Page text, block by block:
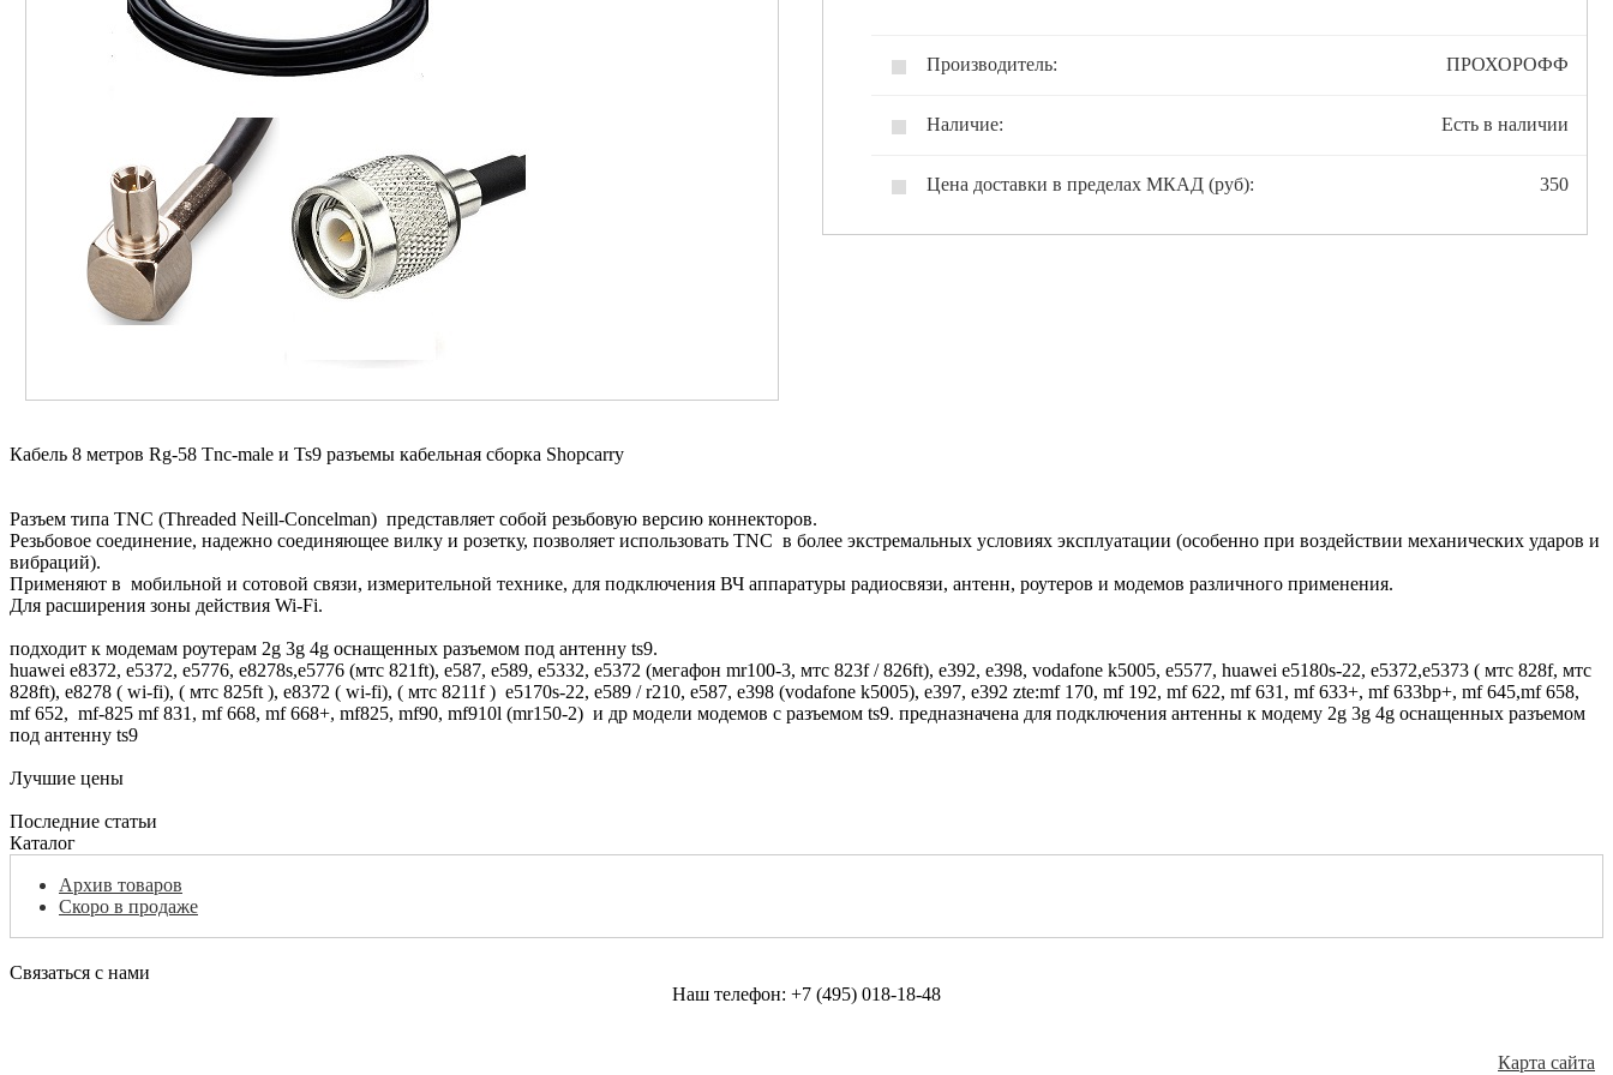
Производитель: ПРОХОРОФФ
Наличие: Есть в наличии
Цена доставки в пределах МКАД (руб): 350
Кабель 8 метров Rg-58 Tnc-male и Ts9 разъемы кабельная сборка Shopcarry
Разъем типа TNC (Threaded Neill-Concelman) представляет собой резьбовую версию коннекторов.
Резьбовое соединение, надежно соединяющее вилку и розетку, позволяет использовать TNC в более экстремальных условиях эксплуатации (особенно при воздействии механических ударов и
вибраций).
Применяют в мобильной и сотовой связи, измерительной технике, для подключения ВЧ аппаратуры радиосвязи, антенн, роутеров и модемов различного применения.
Для расширения зоны действия Wi-Fi.
подходит к модемам роутерам 2g 3g 4g оснащенных разъемом под антенну ts9.
huawei e8372, e5372, e5776, e8278s,e5776 (мтс 821ft), e587, e589, e5332, e5372 (мегафон mr100-3, мтс 823f / 826ft), e392, e398, vodafone k5005, e5577, huawei e5180s-22, e5372,e5373 ( мтс 828f, мтс
828ft), e8278 ( wi-fi), ( мтс 825ft ), e8372 ( wi-fi), ( мтс 8211f ) e5170s-22, e589 / r210, e587, e398 (vodafone k5005), e397, e392 zte:mf 170, mf 192, mf 622, mf 631, mf 633+, mf 633bp+, mf 645,mf 658,
mf 652, mf-825 mf 831, mf 668, mf 668+, mf825, mf90, mf910l (mr150-2) и др модели модемов с разъемом ts9. предназначена для подключения антенны к модему 2g 3g 4g оснащенных разъемом
под антенну ts9
Лучшие цены
Последние статьи
Каталог
Архив товаров
Скоро в продаже
Связаться с нами
Наш телефон: +7 (495) 018-18-48
Карта сайта